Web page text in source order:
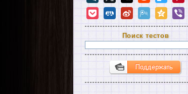
Поиск тестов